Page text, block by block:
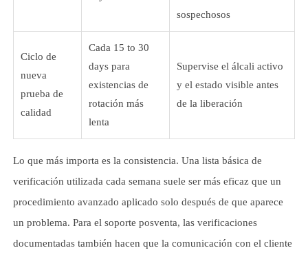
sospechosos
Ciclo de
nueva
prueba de
calidad
Cada 15 to 30
days para
existencias de
rotación más
lenta
Supervise el álcali activo
y el estado visible antes
de la liberación
Lo que más importa es la consistencia. Una lista básica de
verificación utilizada cada semana suele ser más eficaz que un
procedimiento avanzado aplicado solo después de que aparece
un problema. Para el soporte posventa, las verificaciones
documentadas también hacen que la comunicación con el cliente